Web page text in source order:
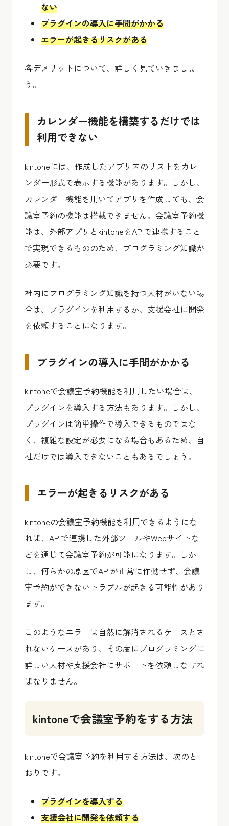
ない
プラグインの導入に手間がかかる
エラーが起きるリスクがある
各デメリットについて、詳しく見ていきましょ
う。
カレンダー機能を構築するだけでは
利用できない
kintoneには、作成したアプリ内のリストをカレ
ンダー形式で表示する機能があります。しかし、
カレンダー機能を用いてアプリを作成しても、会
議室予約の機能は搭載できません。会議室予約機
能は、外部アプリとkintoneをAPIで連携すること
で実現できるもののため、プログラミング知識が
必要です。
社内にプログラミング知識を持つ人材がいない場
合は、プラグインを利用するか、支援会社に開発
を依頼することになります。
プラグインの導入に手間がかかる
kintoneで会議室予約機能を利用したい場合は、
プラグインを導入する方法もあります。しかし、
プラグインは簡単操作で導入できるものではな
く、複雑な設定が必要になる場合もあるため、自
社だけでは導入できないこともあるでしょう。
エラーが起きるリスクがある
kintoneの会議室予約機能を利用できるようにな
れば、APIで連携した外部ツールやWebサイトな
どを通じて会議室予約が可能になります。しか
し、何らかの原因でAPIが正常に作動せず、会議
室予約ができないトラブルが起きる可能性があり
ます。
このようなエラーは自然に解消されるケースとさ
れないケースがあり、その度にプログラミングに
詳しい人材や支援会社にサポートを依頼しなけれ
ばなりません。
kintoneで会議室予約をする方法
kintoneで会議室予約を利用する方法は、次のと
おりです。
プラグインを導入する
支援会社に開発を依頼する